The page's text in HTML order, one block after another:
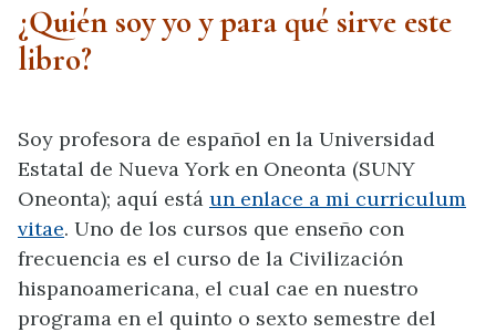
¿Quién soy yo y para qué sirve este
libro?
Soy profesora de español en la Universidad
Estatal de Nueva York en Oneonta (SUNY
Oneonta); aquí está un enlace a mi curriculum
vitae. Uno de los cursos que enseño con
frecuencia es el curso de la Civilización
hispanoamericana, el cual cae en nuestro
programa en el quinto o sexto semestre del